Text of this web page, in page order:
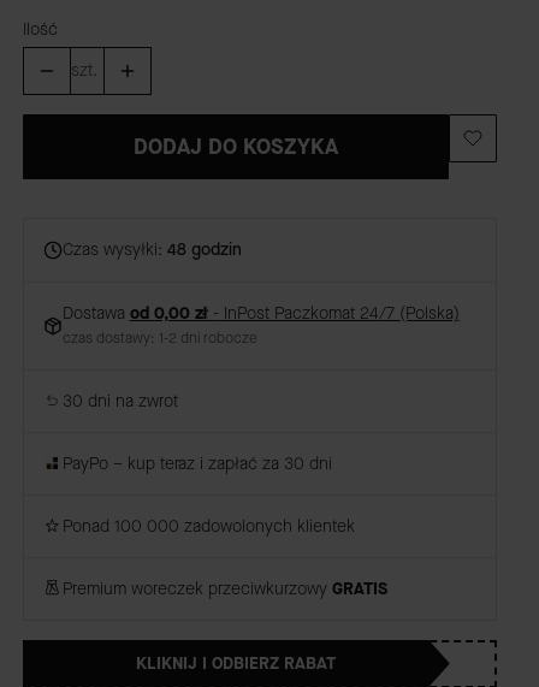
Ilość
szt.
DODAJ DO KOSZYKA
Czas wysyłki: 48 godzin
Dostawa od 0,00 zł - InPost Paczkomat 24/7 (Polska)
czas dostawy: 1-2 dni robocze
30 dni na zwrot
PayPo – kup teraz i zapłać za 30 dni
Ponad 100 000 zadowolonych klientek
Premium woreczek przeciwkurzowy GRATIS
KLIKNIJ I ODBIERZ RABAT